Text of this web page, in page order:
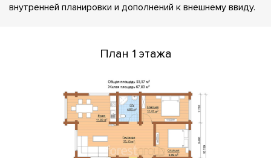
внутренней планировки и дополнений к внешнему ввиду.
План 1 этажа